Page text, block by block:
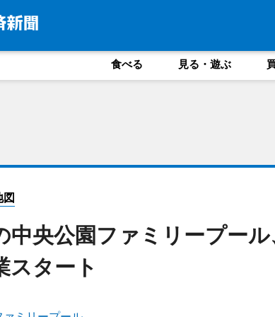
食べる 見る・遊ぶ
図
中央公園ファミリープー
スタート